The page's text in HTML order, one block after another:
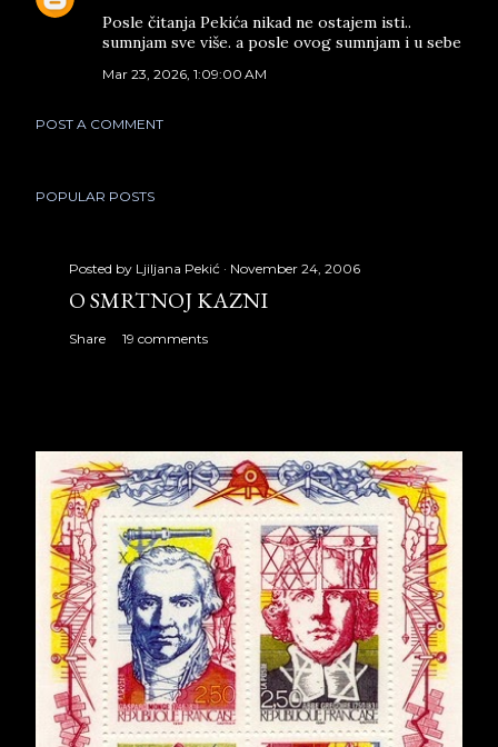
Posle čitanja Pekića nikad ne ostajem isti..
sumnjam sve više. a posle ovog sumnjam i u sebe
Mar 23, 2026, 1:09:00 AM
POST A COMMENT
POPULAR POSTS
Posted by Ljiljana Pekić November 24, 2006
O SMRTNOJ KAZNI
Share 19 comments